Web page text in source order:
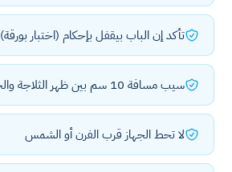
تأكد إن الباب بيقفل بإحكام (اختبار بورقة)
سيب مسافة 10 سم بين ظهر الثلاجة والحائط
لا تحط الجهاز قرب الفرن أو الشمس